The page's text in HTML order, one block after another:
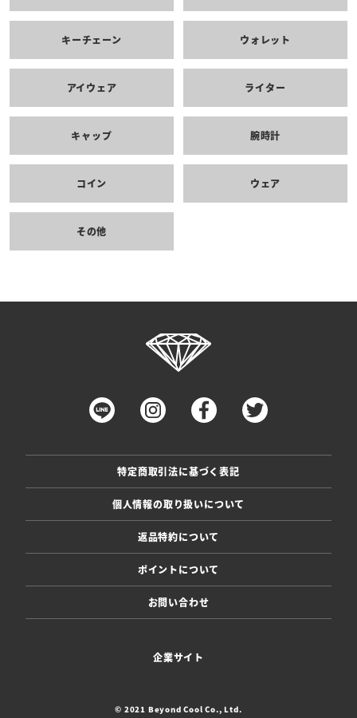
キーチェーン ウォレット
アイウェア ライター
キャップ 腕時計
コイン ウェア
その他
特定商取引法に基づく表記
個人情報の取り扱いについて
返品特約について
ポイントについて
お問い合わせ
企業サイト
© 2021 Beyond Cool Co., Ltd.